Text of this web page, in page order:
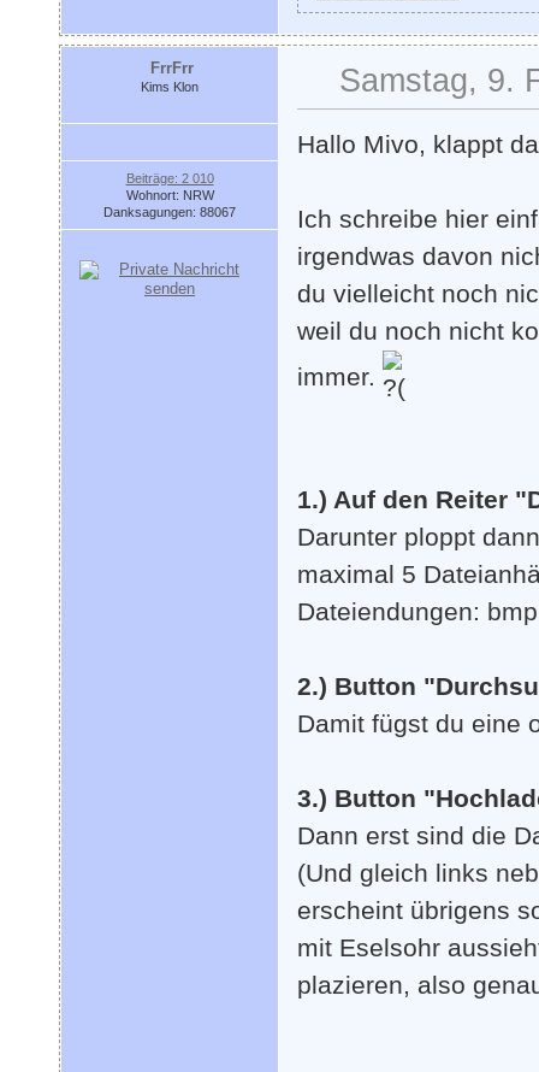
FrrFrr
Kims Klon
Beiträge: 2 010
Wohnort: NRW
Danksagungen: 88067
Samstag, 9.
Hallo Mivo, klappt
Ich schreibe hier
irgendwas davon
du vielleicht noch
weil du noch nicht
immer.
1.) Auf den Reiter
Darunter ploppt
maximal 5
Dateiendungen:
2.) Button
Damit fügst du eine
3.) Button
Dann erst sind die
(Und gleich links
erscheint übrigens
mit Eselsohr
plazieren, also